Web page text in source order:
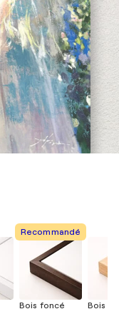
Recommandé
Bois foncé
Bois